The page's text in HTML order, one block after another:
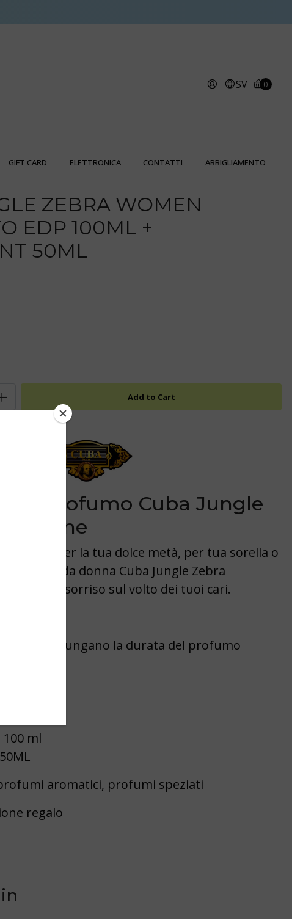
SV 0
GIFT CARD ELETTRONICA CONTATTI ABBIGLIAMENTO
ZEBRA WOMEN
EDP 100ML +
50ML
del profumo Cuba Jungle
ideale per la tua dolce metà, per tua sorella o
profumi da donna Cuba Jungle Zebra
un bel sorriso sul volto dei tuoi cari.
prolungano la durata del profumo
ml
aromatici, profumi speziati
regalo